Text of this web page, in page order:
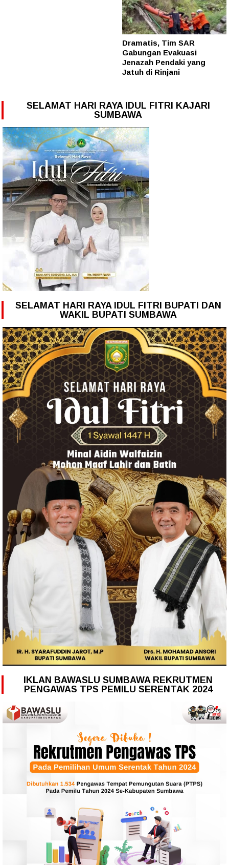
Dramatis, Tim SAR
Gabungan Evakuasi
Jenazah Pendaki yang
Jatuh di Rinjani
SELAMAT HARI RAYA IDUL FITRI KAJARI
SUMBAWA
SELAMAT HARI RAYA IDUL FITRI BUPATI DAN
WAKIL BUPATI SUMBAWA
IKLAN BAWASLU SUMBAWA REKRUTMEN
PENGAWAS TPS PEMILU SERENTAK 2024